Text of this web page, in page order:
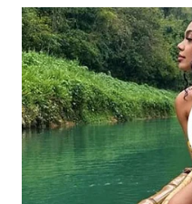
WN
INDRAMAYU
WN
KUNINGAN
WN
MAJALENGKA